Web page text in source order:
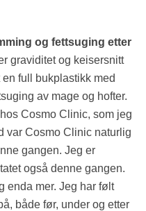
og fettsuging etter
graviditet og keisersnitt
full bukplastikk med
av mage og hofter.
Cosmo Clinic, som jeg
var Cosmo Clinic naturlig
gangen. Jeg er
også denne gangen.
enda mer. Jeg har følt
både før, under og etter